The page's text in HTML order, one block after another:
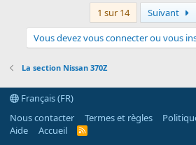
1 sur 14 Suivant
Vous devez vous connecter ou vous
La section Nissan 370Z
Français (FR)
Nous contacter
Termes et règles
Aide
Accueil
R